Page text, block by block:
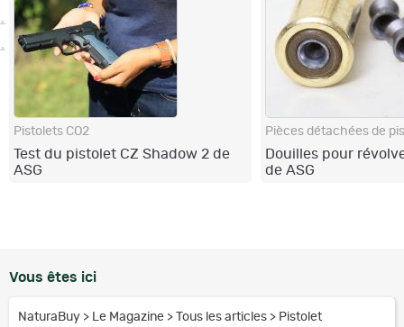
Pistolets CO2
Test du pistolet CZ Shadow 2 de
ASG
Douilles pour
de ASG
Vous êtes ici
NaturaBuy > Le Magazine > Tous les articles > Pistolet